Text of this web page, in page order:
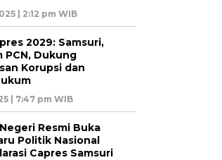
| 2:12 pm WIB
2029: Samsuri,
PCN, Dukung
Korupsi dan
| 7:47 pm WIB
Resmi Buka
Politik Nasional
Capres Samsuri